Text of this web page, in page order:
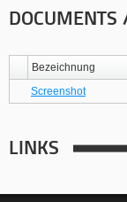
Bezeichnung
Screenshot
LINKS